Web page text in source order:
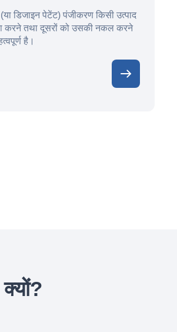
डिजाइन पेटेंट) पंजीकरण किसी उत्पाद
करने तथा दूसरों को उसकी नकल करने
है।